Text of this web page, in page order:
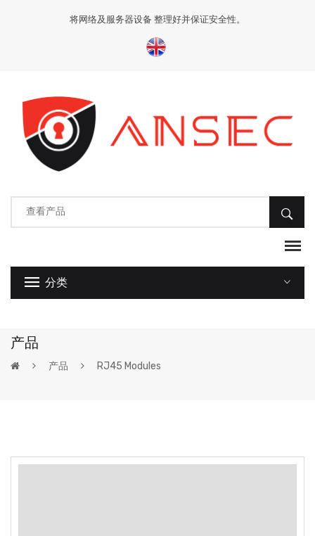
将网络及服务器设备 整理好并保证安全性。
分类
产品
产品 RJ45 Modules